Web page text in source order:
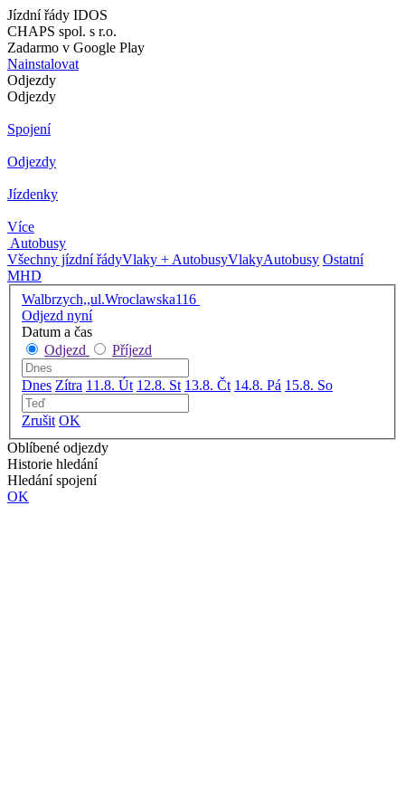
Jízdní řády IDOS
CHAPS spol. s r.o.
Zadarmo v Google Play
Nainstalovat
Odjezdy
Odjezdy
Spojení
Odjezdy
Jízdenky
Více
Autobusy
Všechny jízdní řádyVlaky + AutobusyVlakyAutobusy Ostatní
MHD
Walbrzych,,ul.Wroclawska116
Odjezd nyní
Datum a čas
Odjezd
Příjezd
Dnes Zítra 11.8. Út 12.8. St 13.8. Čt 14.8. Pá 15.8. So
Zrušit OK
Oblíbené odjezdy
Historie hledání
Hledání spojení
OK